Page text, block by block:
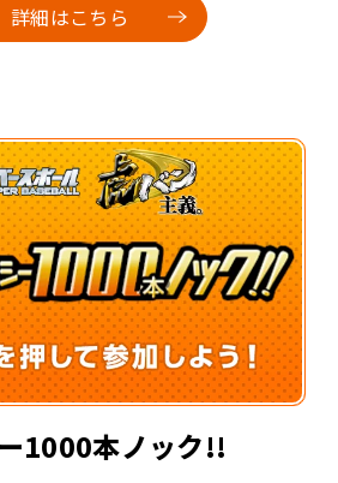
詳細はこちら
1000本ノック!!